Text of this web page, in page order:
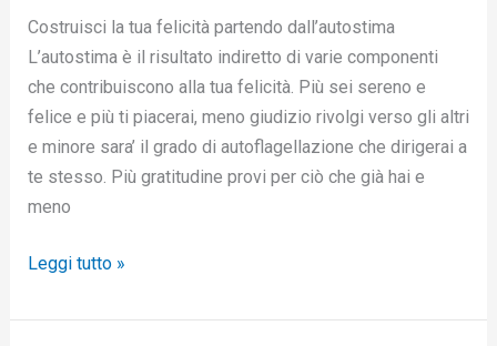
Costruisci la tua felicità partendo dall’autostima
L’autostima è il risultato indiretto di varie componenti
che contribuiscono alla tua felicità. Più sei sereno e
felice e più ti piacerai, meno giudizio rivolgi verso gli altri
e minore sara’ il grado di autoflagellazione che dirigerai a
te stesso. Più gratitudine provi per ciò che già hai e
meno
Leggi tutto »